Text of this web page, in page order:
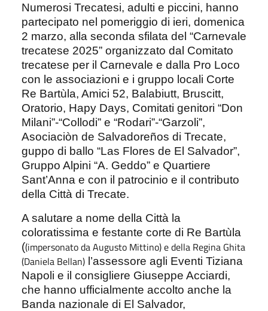
Numerosi Trecatesi, adulti e piccini, hanno
partecipato nel pomeriggio di ieri, domenica
2 marzo, alla seconda sfilata del “Carnevale
trecatese 2025” organizzato dal Comitato
trecatese per il Carnevale e dalla Pro Loco
con le associazioni e i gruppo locali Corte
Re Bartùla, Amici 52, Balabiutt, Bruscitt,
Oratorio, Hapy Days, Comitati genitori “Don
Milani”-“Collodi” e “Rodari”-“Garzoli”,
Asociaciòn de Salvadoreños di Trecate,
guppo di ballo “Las Flores de El Salvador”,
Gruppo Alpini “A. Geddo” e Quartiere
Sant’Anna e con il patrocinio e il contributo
della Città di Trecate.
A salutare a nome della Città la
coloratissima e festante corte di Re Bartùla
((impersonato da Augusto Mittino) e della Regina Ghita
(Daniela Bellan) l’assessore agli Eventi Tiziana
Napoli e il consigliere Giuseppe Acciardi,
che hanno ufficialmente accolto anche la
Banda nazionale di El Salvador,